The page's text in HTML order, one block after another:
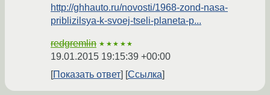
http://ghhauto.ru/novosti/1968-zond-nasa-
priblizilsya-k-svoej-tseli-planeta-p...
redgremlin ★★★★★
19.01.2015 19:15:39 +00:00
Показать ответ
Ссылка